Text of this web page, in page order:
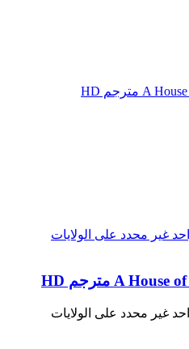
غير محدد على الولايات
غير محدد على الولايات